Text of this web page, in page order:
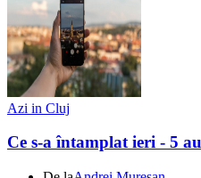
Azi in Cluj
Ce s-a întamplat ieri - 5